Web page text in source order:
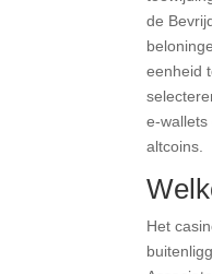
de
eenheid
e-
altcoins.
Het